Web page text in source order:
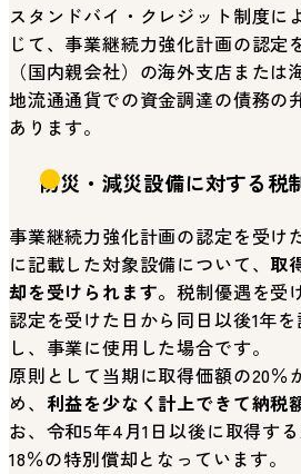
スタンドバイ・クレジット制度に
じて、事業継続力強化計画の認定
（国内親会社）の海外支店また
地流通通貨での資金調達の債務の
あります。
防災・減災設備に対する税
事業継続力強化計画の認定を受け
に記載した対象設備について、 取
却を受けられます。税制優遇を受
認定を受けた日から同日以後1年
し、事業に使用した場合です。
原則として当期に取得価額の20％
め、 利益を少なく計上できて納税
お、令和5年4月1日以後に取得す
18％の特別償却となっています。